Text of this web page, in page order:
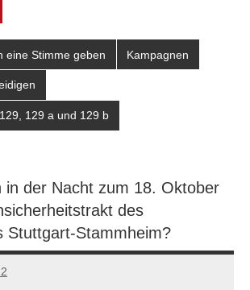
eine Stimme geben Kampagnen
129 a und 129 b
in der Nacht zum 18. Oktober
des
Stuttgart-Stammheim?